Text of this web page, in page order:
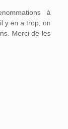
à
y en a trop, on
Merci de les